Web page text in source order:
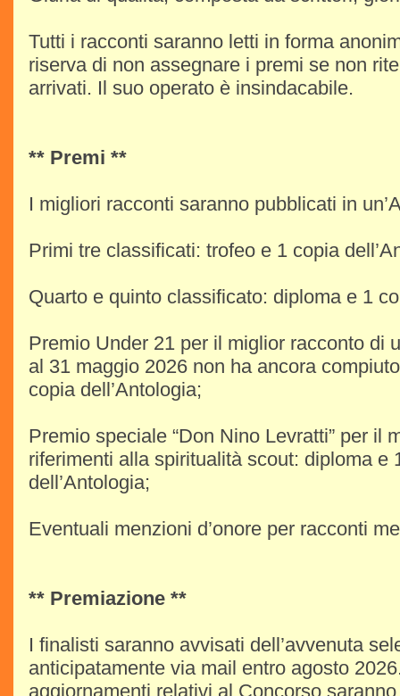
Tutti i racconti saranno letti in forma
riserva di non assegnare i premi se non
arrivati. Il suo operato è insindacabile.
** Premi **
I migliori racconti saranno pubblicati in
Primi tre classificati: trofeo e 1 copia
Quarto e quinto classificato: diploma e 1
Premio Under 21 per il miglior racconto di
al 31 maggio 2026 non ha ancora
copia dell’Antologia;
Premio speciale “Don Nino Levratti” per il
riferimenti alla spiritualità scout: diploma e
dell’Antologia;
Eventuali menzioni d’onore per racconti
** Premiazione **
I finalisti saranno avvisati dell’avvenuta
anticipatamente via mail entro agosto
aggiornamenti relativi al Concorso